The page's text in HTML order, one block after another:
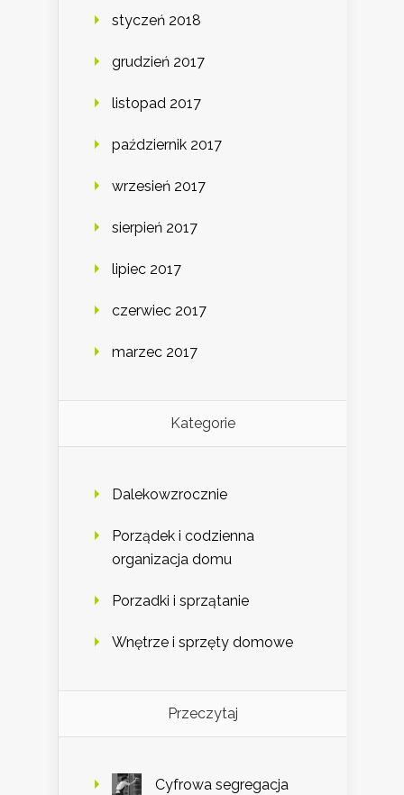
styczeń 2018
grudzień 2017
listopad 2017
październik 2017
wrzesień 2017
sierpień 2017
lipiec 2017
czerwiec 2017
marzec 2017
Kategorie
Dalekowzrocznie
Porządek i codzienna
organizacja domu
Porzadki i sprzątanie
Wnętrze i sprzęty domowe
Przeczytaj
Cyfrowa segregacja